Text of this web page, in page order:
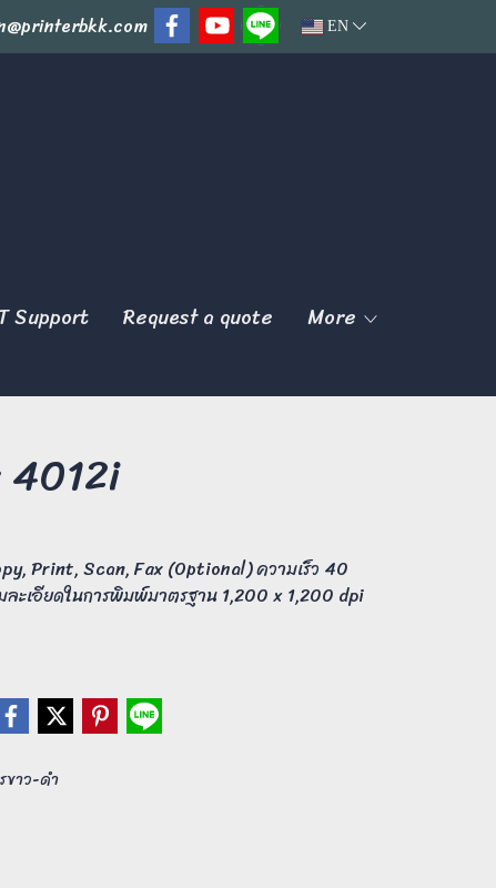
EN
Support Request a quote More
4012i
Print, Scan, Fax (Optional) ความเร็ว 40
ะเอียดในการพิมพ์มาตรฐาน 1,200 x 1,200 dpi
ขาว-ดำ